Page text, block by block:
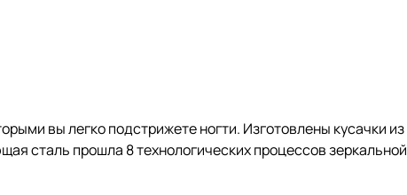
вы легко подстрижете ногти. Изготовлены кусачки
сталь прошла 8 технологических процессов